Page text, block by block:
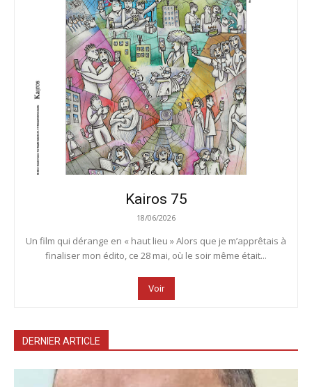
Kairos 75
18/06/2026
Un film qui dérange en « haut lieu » Alors que je m’apprêtais à
finaliser mon édito, ce 28 mai, où le soir même était...
Voir
DERNIER ARTICLE